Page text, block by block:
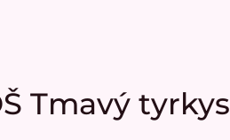
Tmavý tyrkys